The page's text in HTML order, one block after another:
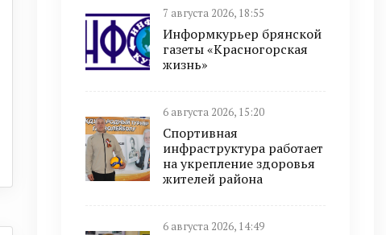
7 августа 2026, 18:55
Информкурьер брянской
газеты «Красногорская
жизнь»
6 августа 2026, 15:20
Спортивная
инфраструктура работает
на укрепление здоровья
жителей района
6 августа 2026, 14:49